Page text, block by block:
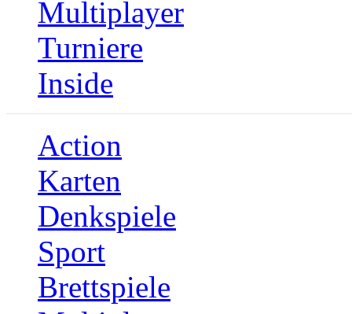
Multiplayer
Turniere
Inside
Action
Karten
Denkspiele
Sport
Brettspiele